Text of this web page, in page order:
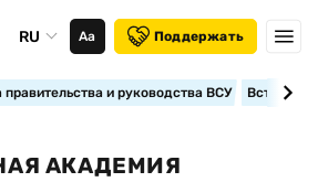
RU Аа Поддержать
правительства и руководства ВСУ
АКАДЕМИЯ